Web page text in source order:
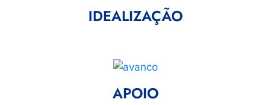
IDEALIZAÇÃO
APOIO